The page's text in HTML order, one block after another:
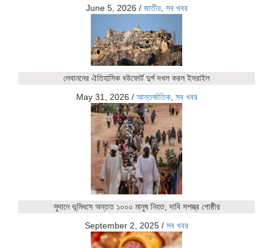
June 5, 2026 / জাতীয়, সব খবর
লেবাননের ঐতিহাসিক বউফোর্ট দুর্গ দখল করল ইসরাইল
May 31, 2026 / আন্তর্জাতিক, সব খবর
সুদানে ভূমিধসে অন্তত ১০০০ মানুষ নিহত, দাবি সশস্ত্র গোষ্ঠীর
September 2, 2025 / সব খবর